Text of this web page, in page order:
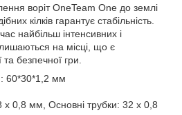
воріт OneTeam One до землі
кілків гарантує стабільність.
найбільш інтенсивних і
на місці, що є
безпечної гри.
60*30*1,2 мм
x 0,8 мм, Основні трубки: 32 x 0,8